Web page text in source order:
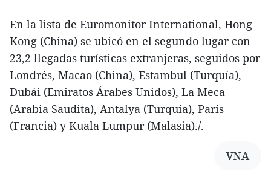
En la lista de Euromonitor International, Hong
Kong (China) se ubicó en el segundo lugar con
23,2 llegadas turísticas extranjeras, seguidos por
Londrés, Macao (China), Estambul (Turquía),
Dubái (Emiratos Árabes Unidos), La Meca
(Arabia Saudita), Antalya (Turquía), París
(Francia) y Kuala Lumpur (Malasia)./.
VNA